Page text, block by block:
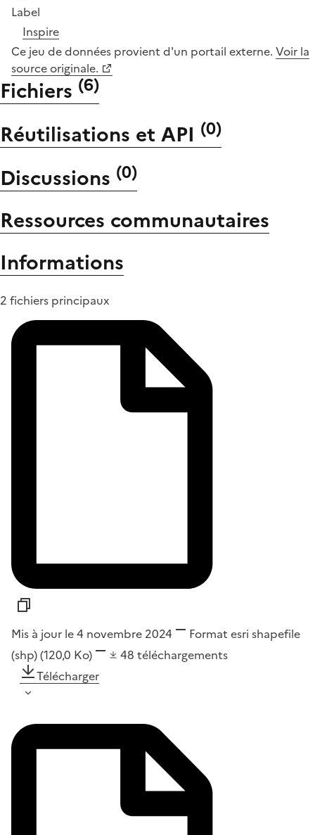
Label
Inspire
Ce jeu de données provient d'un portail externe. Voir la
source originale.
Fichiers (6)
Réutilisations et API (0)
Discussions (0)
Ressources communautaires
Informations
2 fichiers principaux
Mis à jour le 4 novembre 2024 Format esri shapefile
(shp)(120,0 Ko) 48 téléchargements
Télécharger